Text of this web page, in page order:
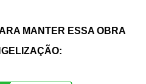
MANTER ESSA OBRA